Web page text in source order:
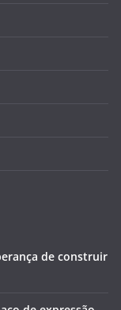
de construir